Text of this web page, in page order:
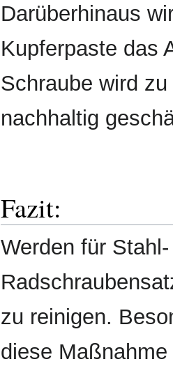
Darüberhinaus
Kupferpaste das
Schraube wird
nachhaltig
Fazit:
Werden für
zu reinigen.
diese